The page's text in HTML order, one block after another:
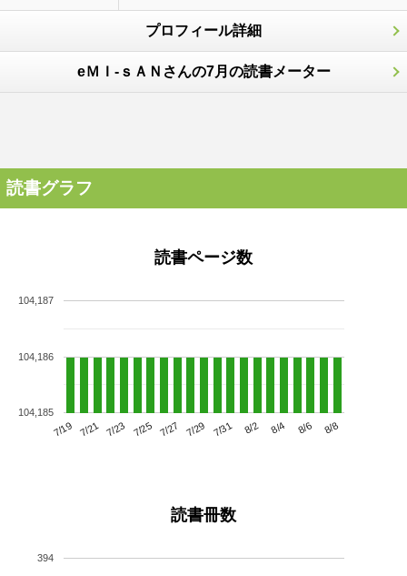
プロフィール詳細
eＭＩ-ｓＡＮさんの7月の読書メーター
読書グラフ
読書ページ数
7/19 7/21 7/23 7/25 7/27 7/29 7/31 8/2 8/4 8/6 8/8
104,185
104,186
104,187
読書冊数
394